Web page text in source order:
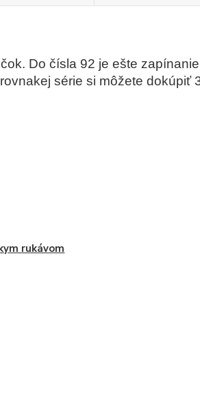
Do čísla 92 je ešte
série si môžete dokúpiť
rukávom